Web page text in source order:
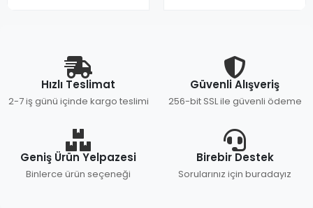
Hızlı Teslimat
2-7 iş günü içinde kargo teslimi
Güvenli Alışveriş
256-bit SSL ile güvenli ödeme
Geniş Ürün Yelpazesi
Binlerce ürün seçeneği
Birebir Destek
Sorularınız için buradayız